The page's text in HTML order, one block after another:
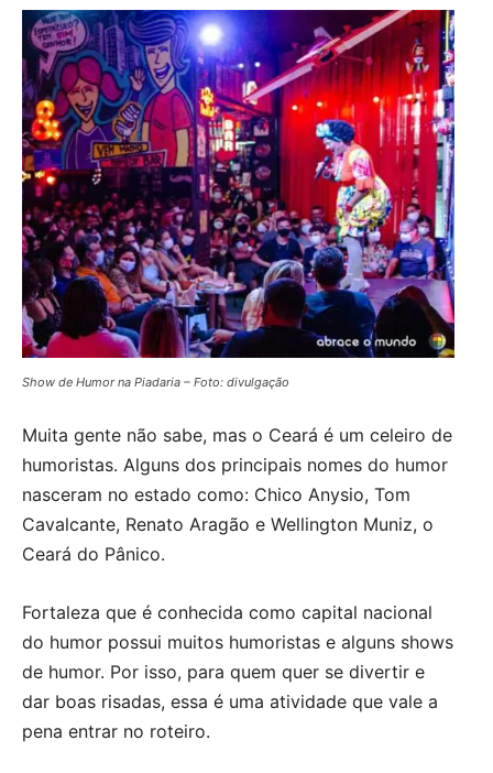
Show de Humor na Piadaria – Foto: divulgação
Muita gente não sabe, mas o Ceará é um celeiro de
humoristas. Alguns dos principais nomes do humor
nasceram no estado como: Chico Anysio, Tom
Cavalcante, Renato Aragão e Wellington Muniz, o
Ceará do Pânico.
Fortaleza que é conhecida como capital nacional
do humor possui muitos humoristas e alguns shows
de humor. Por isso, para quem quer se divertir e
dar boas risadas, essa é uma atividade que vale a
pena entrar no roteiro.